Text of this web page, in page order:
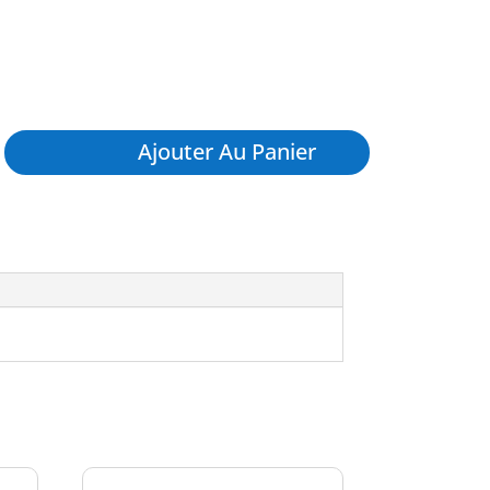
Ajouter Au Panier